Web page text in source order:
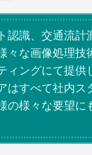
識、交通流計
々な画像処理技
ィングにて提供
はすべて社内ス
の様々な要望に